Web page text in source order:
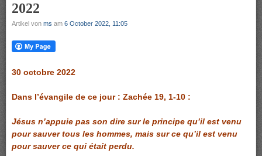
2022
Artikel von ms am 6 October 2022, 11:05
30 octobre 2022
Dans l’évangile de ce jour : Zachée 19, 1-10 :
Jésus n’appuie pas son dire sur le principe qu’il est venu
pour sauver tous les hommes, mais sur ce qu’il est venu
pour sauver ce qui était perdu.